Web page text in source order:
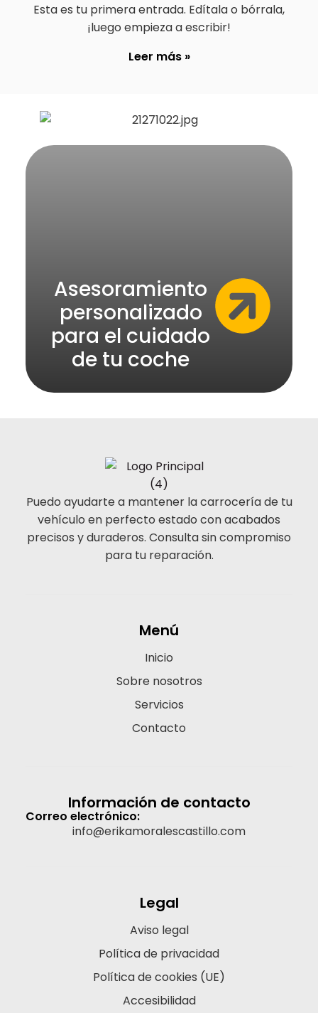
Esta es tu primera entrada. Edítala o bórrala,
¡luego empieza a escribir!
Leer más »
Asesoramiento
personalizado
para el cuidado
de tu coche
Puedo ayudarte a mantener la carrocería de tu
vehículo en perfecto estado con acabados
precisos y duraderos. Consulta sin compromiso
para tu reparación.
Menú
Inicio
Sobre nosotros
Servicios
Contacto
Información de contacto
Correo electrónico:
info@erikamoralescastillo.com
Legal
Aviso legal
Política de privacidad
Política de cookies (UE)
Accesibilidad